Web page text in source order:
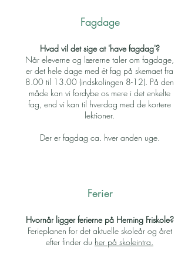
Fagdage
Hvad vil det sige at 'have fagdag'?
Når eleverne og lærerne taler om fagdage,
er det hele dage med ét fag på skemaet fra
8.00 til 13.00 (indskolingen 8-12). På den
måde kan vi fordybe os mere i det enkelte
fag, end vi kan til hverdag med de kortere
lektioner.
Der er fagdag ca. hver anden uge.
Ferier
Hvornår ligger ferierne på Herning Friskole?
Ferieplanen for det aktuelle skoleår og året
efter finder du her på skoleintra.